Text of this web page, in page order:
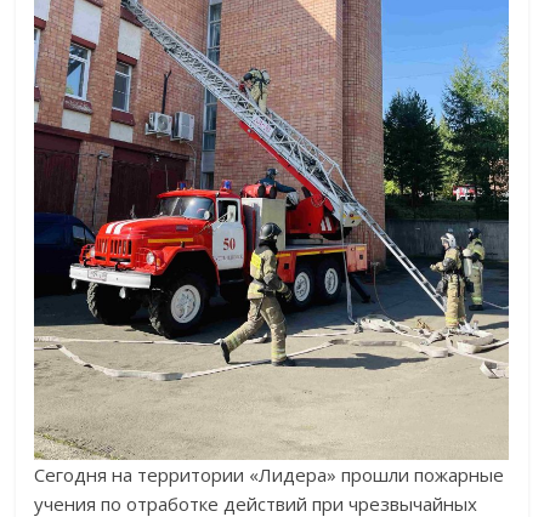
Сегодня на территории «Лидера» прошли пожарные
учения по отработке действий при чрезвычайных